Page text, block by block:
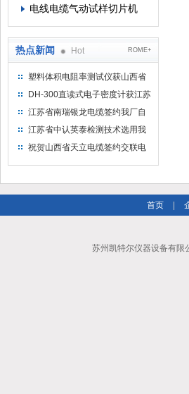
电线电缆气动试样切片机
热点新闻 Hot ROME+
塑料体积电阻率测试仪获山西省
水利机械厂选用
DH-300直读式电子密度计获江苏
省苏州市安信塑业选用
江苏省南瑞银龙电缆签约我厂自
然换气老化箱等电缆检测设备
江苏省中认英泰检测技术选用我
厂自然换气老化试验箱
祝贺山西省天立电缆签约交联电
首页
苏州凯特尔仪器设备有